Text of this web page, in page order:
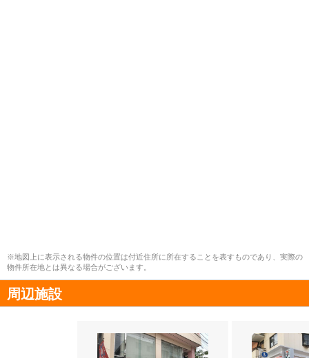
※地図上に表示される物件の位置は付近住所に所在することを表すものであり、実際の
物件所在地とは異なる場合がございます。
周辺施設